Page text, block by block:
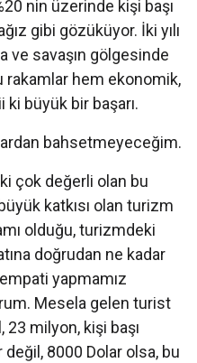
nin üzerinde kişi başı
gibi gözüküyor. İki yılı
ve savaşın gölgesinde
hem ekonomik,
büyük bir başarı.
bahsetmeyeceğim.
çok değerli olan bu
katkısı olan turizm
olduğu, turizmdeki
doğrudan ne kadar
yapmamız
Mesela gelen turist
23 milyon, kişi başı
8000 Dolar olsa, bu